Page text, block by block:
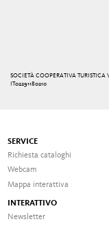
SOCIETÀ COOPERATIVA TURISTICA
IT02291180210
SERVICE
Richiesta cataloghi
Webcam
Mappa interattiva
INTERATTIVO
Newsletter